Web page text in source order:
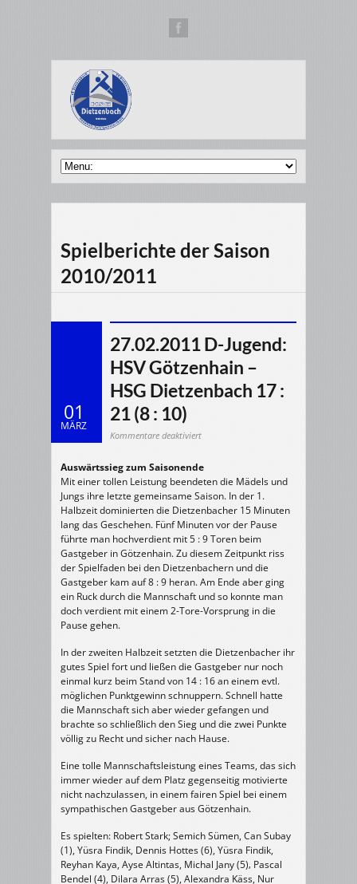
Spielberichte der Saison
2010/2011
01
MÄRZ
27.02.2011 D-Jugend:
HSV Götzenhain –
HSG Dietzenbach 17 :
21 (8 : 10)
Kommentare deaktiviertfür
HSV
Götzenhain
–
HSG
Dietzenbach
17
:
21
(8
:
10)
Auswärtssieg zum Saisonende
Mit einer tollen Leistung beendeten die Mädels und
Jungs ihre letzte gemeinsame Saison. In der 1.
Halbzeit dominierten die Dietzenbacher 15 Minuten
lang das Geschehen. Fünf Minuten vor der Pause
führte man hochverdient mit 5 : 9 Toren beim
Gastgeber in Götzenhain. Zu diesem Zeitpunkt riss
der Spielfaden bei den Dietzenbachern und die
Gastgeber kam auf 8 : 9 heran. Am Ende aber ging
ein Ruck durch die Mannschaft und so konnte man
doch verdient mit einem 2-Tore-Vorsprung in die
Pause gehen.
In der zweiten Halbzeit setzten die Dietzenbacher ihr
gutes Spiel fort und ließen die Gastgeber nur noch
einmal kurz beim Stand von 14 : 16 an einem evtl.
möglichen Punktgewinn schnuppern. Schnell hatte
die Mannschaft sich aber wieder gefangen und
brachte so schließlich den Sieg und die zwei Punkte
völlig zu Recht und sicher nach Hause.
Eine tolle Mannschaftsleistung eines Teams, das sich
immer wieder auf dem Platz gegenseitig motivierte
nicht nachzulassen, in einem fairen Spiel bei einem
sympathischen Gastgeber aus Götzenhain.
Es spielten: Robert Stark; Semich Sümen, Can Subay
(1), Yüsra Findik, Dennis Hottes (6), Yüsra Findik,
Reyhan Kaya, Ayse Altintas, Michal Jany (5)‚ Pascal
Bendel (4), Dilara Arras (5), Alexandra Käss, Nur